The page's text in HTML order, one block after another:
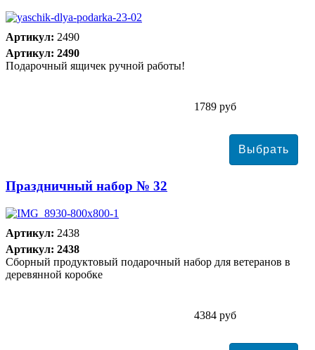
Артикул: 2490
Артикул: 2490
Подарочный ящичек ручной работы!
1789 руб
Праздничный набор № 32
Артикул: 2438
Артикул: 2438
Сборный продуктовый подарочный набор для ветеранов в
деревянной коробке
4384 руб